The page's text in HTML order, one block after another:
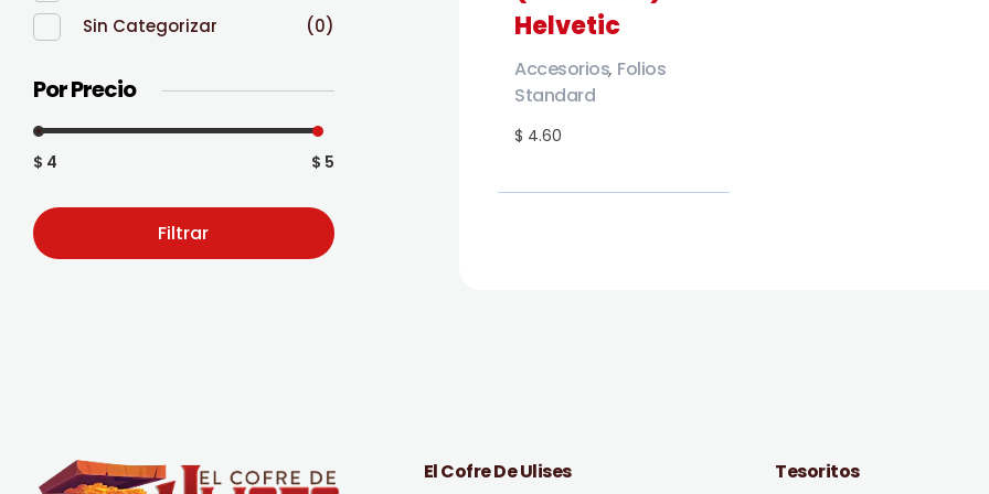
Helvetic
$ 4.60
Accesorios, Folios
Standard
Sin Categorizar
(0)
Por Precio
$ 4 $ 5
Filtrar
El Cofre De Ulises Tesoritos